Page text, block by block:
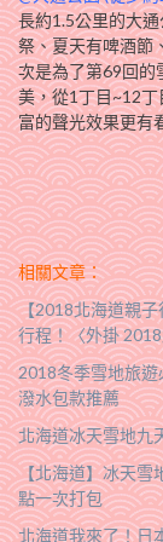
長約1.5公里的大
祭、夏天有啤酒節
次是為了第69回的
美，從1丁目~12
富的聲光效果更有
相關文章：
【2018北海道親
行程！〈外掛
2018冬季雪地旅
潑水包款推薦
北海道冰天雪地九
【北海道】冰天雪
點一次打包
北海道我來了！日